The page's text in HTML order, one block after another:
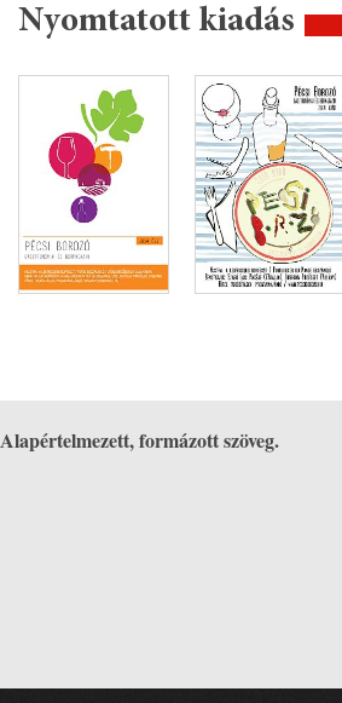
Nyomtatott kiadás
Alapértelmezett, formázott szöveg.